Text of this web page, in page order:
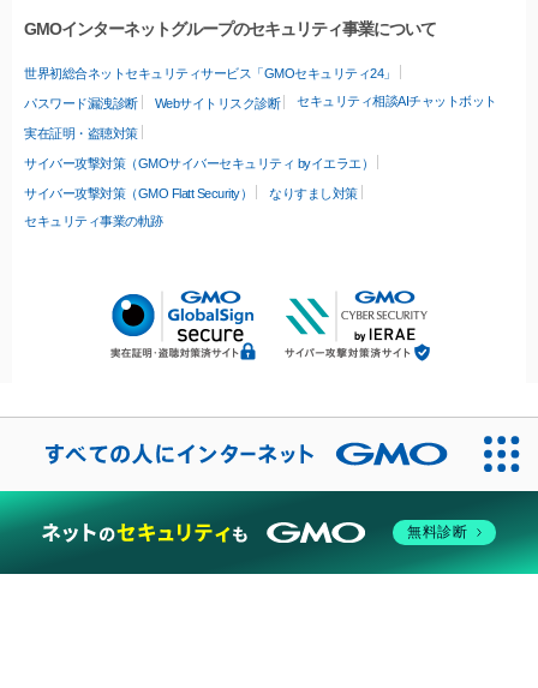
GMOインターネットグループのセキュリティ事業について
世界初総合ネットセキュリティサービス「GMOセキュリティ24」
パスワード漏洩診断 Webサイトリスク診断 セキュリティ相談AIチャットボット
実在証明・盗聴対策
サイバー攻撃対策（GMOサイバーセキュリティ byイエラエ）
サイバー攻撃対策（GMO Flatt Security）
なりすまし対策
セキュリティ事業の軌跡
無料診断